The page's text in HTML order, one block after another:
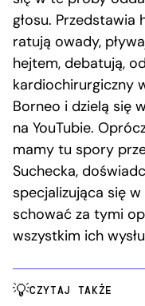
głosu.
ratują owady,
hejtem, debatują,
kardiochirurgiczny
Borneo i dzielą się
na YouTubie.
mamy tu spory
Suchecka,
specjalizująca się
schować za tymi
wszystkim ich
CZYTAJ TAKŻE